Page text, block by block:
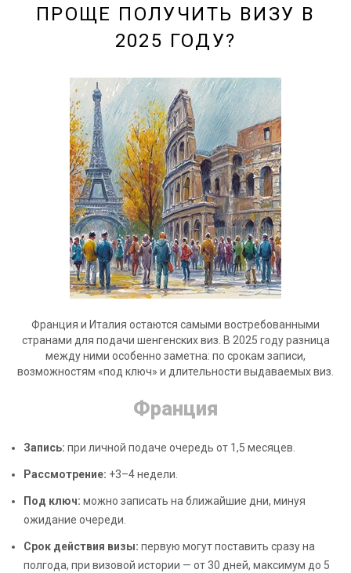
ПРОЩЕ ПОЛУЧИТЬ ВИЗУ В
2025 ГОДУ?
Франция и Италия остаются самыми востребованными
странами для подачи шенгенских виз. В 2025 году разница
между ними особенно заметна: по срокам записи,
возможностям «под ключ» и длительности выдаваемых виз.
Франция
Запись: при личной подаче очередь от 1,5 месяцев.
Рассмотрение: +3–4 недели.
Под ключ: можно записать на ближайшие дни, минуя
ожидание очереди.
Срок действия визы: первую могут поставить сразу на
полгода, при визовой истории — от 30 дней, максимум до 5